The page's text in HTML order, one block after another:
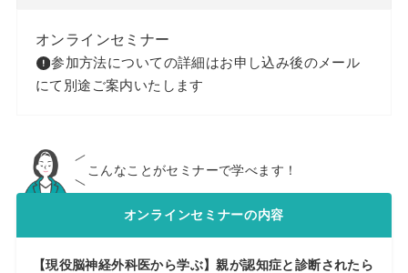
オンラインセミナー
参加方法についての詳細はお申し込み後のメール
にて別途ご案内いたします
こんなことがセミナーで学べます！
オンラインセミナーの内容
【現役脳神経外科医から学ぶ】親が認知症と診断されたら